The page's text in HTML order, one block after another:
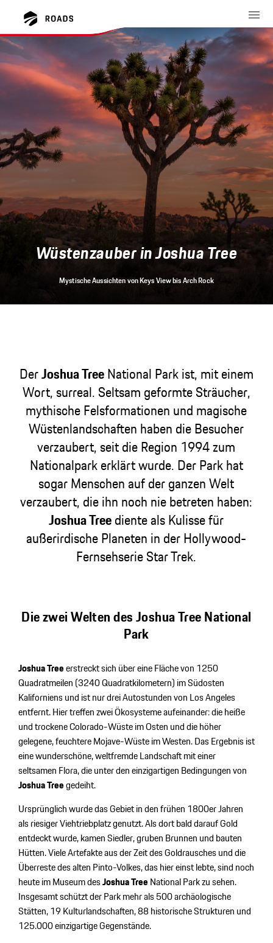
Wüstenzauber in Joshua Tree
Mystische Aussichten von Keys View bis Arch Rock
DerJoshua TreeNational Park ist, mit einem
Wort, surreal. Seltsam geformte Sträucher,
mythische Felsformationen und magische
Wüstenlandschaften haben die Besucher
verzaubert, seit die Region 1994 zum
Nationalpark erklärt wurde. Der Park hat
sogar Menschen auf der ganzen Welt
verzaubert, die ihn noch nie betreten haben:
Joshua Treediente als Kulisse für
außerirdische Planeten in der Hollywood-
Fernsehserie Star Trek.
Die zwei Welten des Joshua Tree National
Park
Joshua Treeerstreckt sich über eine Fläche von 1250
Quadratmeilen (3240 Quadratkilometern) im Südosten
Kaliforniens und ist nur drei Autostunden von Los Angeles
entfernt. Hier treffen zwei Ökosysteme aufeinander: die heiße
und trockene Colorado-Wüste im Osten und die höher
gelegene, feuchtere Mojave-Wüste im Westen. Das Ergebnis ist
eine wunderschöne, weltfremde Landschaft mit einer
seltsamen Flora, die unter den einzigartigen Bedingungen von
Joshua Treegedeiht.
Ursprünglich wurde das Gebiet in den frühen 1800er Jahren
als riesiger Viehtriebplatz genutzt. Als dort bald darauf Gold
entdeckt wurde, kamen Siedler, gruben Brunnen und bauten
Hütten. Viele Artefakte aus der Zeit des Goldrausches und die
Überreste des alten Pinto-Volkes, das hier einst lebte, sind noch
heute im Museum desJoshua TreeNational Park zu sehen.
Insgesamt schützt der Park mehr als 500 archäologische
Stätten, 19 Kulturlandschaften, 88 historische Strukturen und
125.000 einzigartige Gegenstände.